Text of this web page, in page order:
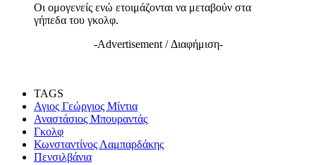
Οι ομογενείς ενώ ετοιμάζονται να μεταβούν στα
γήπεδα του γκολφ.
-Advertisement / Διαφήμιση-
TAGS
Αγιος Γεώργιος Μίντια
Αναστάσιος Μπουραντάς
Γκολφ
Κωνσταντίνος Λαμπαρδάκης
Πενσιλβάνια